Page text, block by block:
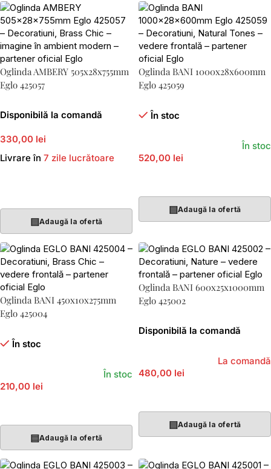
Oglinda AMBERY 505x28x755mm
Eglo 425057
Disponibilă la comandă
330,00 lei
Livrare în 7 zile lucrătoare
▤Adaugă la ofertă
Oglinda BANI 1000x28x600mm
Eglo 425059
În stoc
520,00 lei
În stoc
▤Adaugă la ofertă
Oglinda BANI 450x10x275mm
Eglo 425004
În stoc
210,00 lei
În stoc
▤Adaugă la ofertă
Oglinda BANI 600x25x1000mm
Eglo 425002
Disponibilă la comandă
480,00 lei
La comandă
▤Adaugă la ofertă